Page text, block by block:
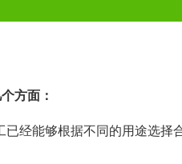
方面：
已经能够根据不同的用途选择